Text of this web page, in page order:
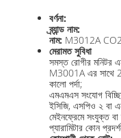
বর্ণনা:
ব্র্যান্ড নাম:
নাম: M3012A CO2
মেরামত সুবিধা
সমস্ত রোগীর মনিটর
M3001A এর সাথে
কালো পর্দা;
এমএমএস সংযোগ
ইসিজি, এসপিও ২ বা
মেইনফ্রেমে সংযুক্ত
প্যারামিটার কোন